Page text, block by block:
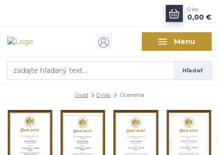
Menu
Hľadať
0 ks
0,00 €
Úvod O nás Ocenenia